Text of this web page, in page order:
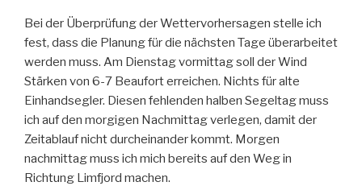
Bei der Überprüfung der Wettervorhersagen stelle ich
fest, dass die Planung für die nächsten Tage überarbeitet
werden muss. Am Dienstag vormittag soll der Wind
Stärken von 6-7 Beaufort erreichen. Nichts für alte
Einhandsegler. Diesen fehlenden halben Segeltag muss
ich auf den morgigen Nachmittag verlegen, damit der
Zeitablauf nicht durcheinander kommt. Morgen
nachmittag muss ich mich bereits auf den Weg in
Richtung Limfjord machen.